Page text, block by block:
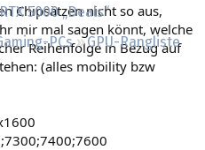
RTX 5000 „Deals“
PCs
GPU-Rangliste
Chipsätzen nicht so aus,
mir mal sagen könnt, welche
Reihenfolge in Bezug auf
(alles mobility bzw